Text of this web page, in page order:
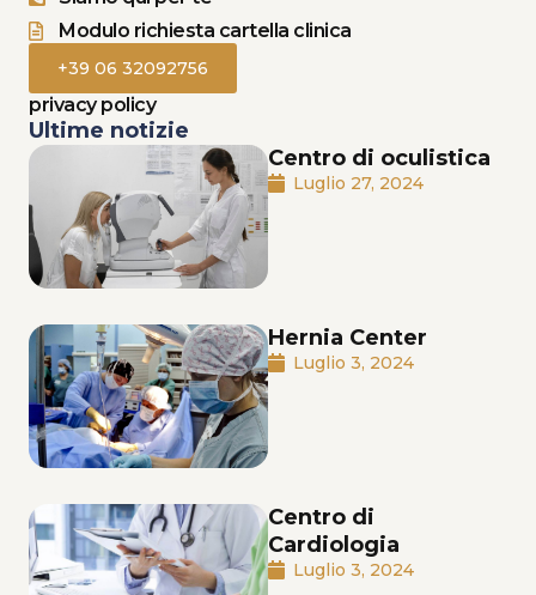
Modulo richiesta cartella clinica
+39 06 32092756
privacy policy
Ultime notizie
Centro di oculistica
Luglio 27, 2024
Hernia Center
Luglio 3, 2024
Centro di
Cardiologia
Luglio 3, 2024